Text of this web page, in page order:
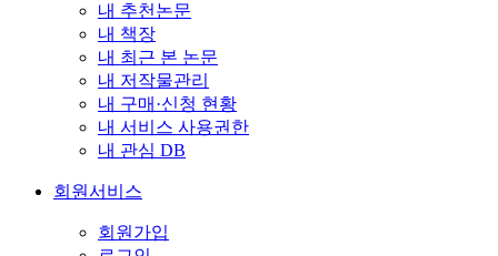
내 추천논문
내 책장
내 최근 본 논문
내 저작물관리
내 구매·신청 현황
내 서비스 사용권한
내 관심 DB
회원서비스
회원가입